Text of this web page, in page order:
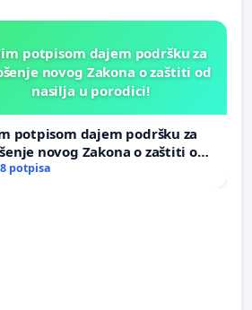
potpisom dajem podršku za
novog Zakona o zaštiti od
nasilja u porodici!
potpisom dajem podršku za
novog Zakona o zaštiti od
u porodici!
potpisa